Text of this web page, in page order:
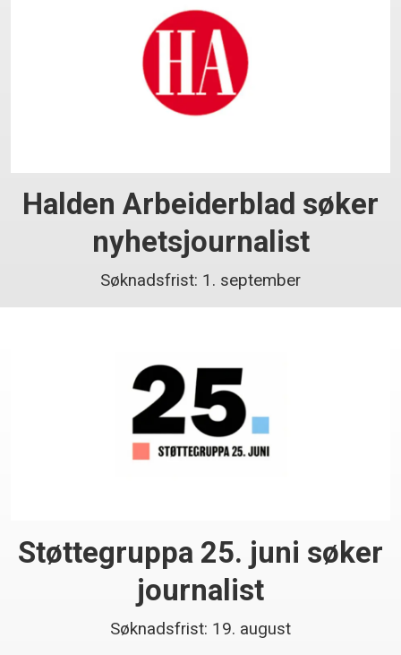
Halden Arbeiderblad søker
nyhetsjournalist
Søknadsfrist: 1. september
Støttegruppa 25. juni søker
journalist
Søknadsfrist: 19. august